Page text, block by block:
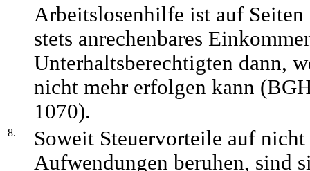
Arbeitslosenhilfe ist auf
stets anrechenbares
Unterhaltsberechtigten dann,
nicht mehr erfolgen kann
1070).
8.
Soweit Steuervorteile auf
Aufwendungen beruhen, sind